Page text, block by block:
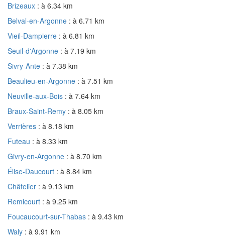
Brizeaux : à 6.34 km
Belval-en-Argonne : à 6.71 km
Vieil-Dampierre : à 6.81 km
Seuil-d'Argonne : à 7.19 km
Sivry-Ante : à 7.38 km
Beaulieu-en-Argonne : à 7.51 km
Neuville-aux-Bois : à 7.64 km
Braux-Saint-Remy : à 8.05 km
Verrières : à 8.18 km
Futeau : à 8.33 km
Givry-en-Argonne : à 8.70 km
Élise-Daucourt : à 8.84 km
Châtelier : à 9.13 km
Remicourt : à 9.25 km
Foucaucourt-sur-Thabas : à 9.43 km
Waly : à 9.91 km